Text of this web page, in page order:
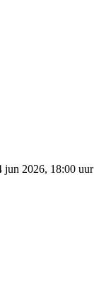
jun 2026, 18:00 uur